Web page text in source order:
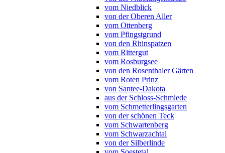
vom Niedblick
von der Oberen Aller
vom Ottenberg
vom Pfingstgrund
von den Rhinspatzen
vom Rittergut
vom Rosburgsee
von den Rosenthaler Gärten
vom Roten Prinz
von Santee-Dakota
aus der Schloss-Schmiede
vom Schmetterlingsgarten
von der schönen Teck
vom Schwartenberg
vom Schwarzachtal
von der Silberlinde